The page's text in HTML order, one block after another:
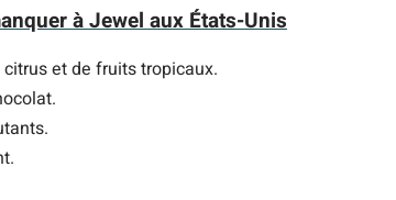
à Jewel aux États-Unis
et de fruits tropicaux.